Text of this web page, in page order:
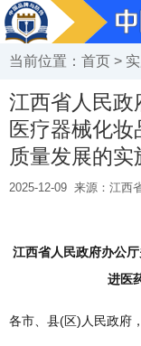
当前位置： 首页 >
江西省人民政
医疗器械化
质量发展的实
2025-12-09 来源：江西
江西省人民政府办公
进医
各市、县(区)人民政府